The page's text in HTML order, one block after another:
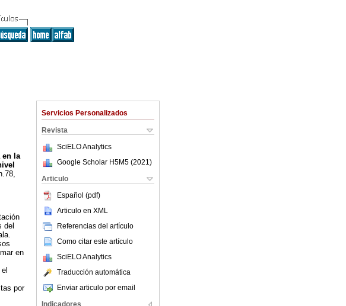
Servicios Personalizados
Revista
SciELO Analytics
Google Scholar H5M5 (2021 )
Articulo
Español (pdf)
Articulo en XML
Referencias del artículo
Como citar este artículo
SciELO Analytics
Traducción automática
Enviar articulo por email
Indicadores
en la
del
en
por